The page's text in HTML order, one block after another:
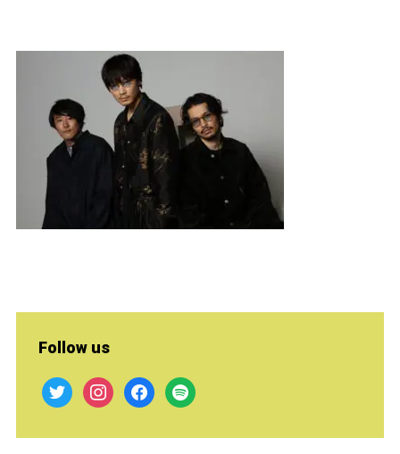
Follow us
twitter instagramfacebook
spotify